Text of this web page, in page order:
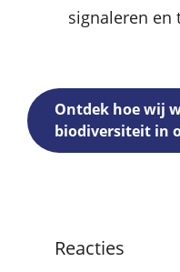
signaleren en
Ontdek hoe wij
biodiversiteit in
Reacties